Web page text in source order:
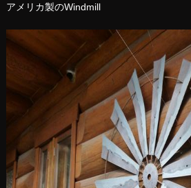
アメリカ製のWindmill